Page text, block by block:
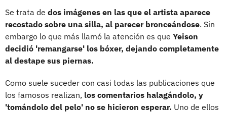
Se trata de dos imágenes en las que el artista aparece
recostado sobre una silla, al parecer bronceándose. Sin
embargo lo que más llamó la atención es que Yeison
decidió 'remangarse' los bóxer, dejando completamente
al destape sus piernas.
Como suele suceder con casi todas las publicaciones que
los famosos realizan, los comentarios halagándolo, y
'tomándolo del pelo' no se hicieron esperar. Uno de ellos